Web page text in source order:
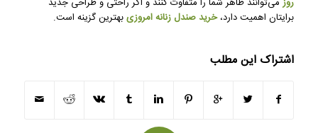
برایتان اهمیت دارد،خرید صندل زنانه امروزیبهترین گزینه است.
اشتراک این مطلب